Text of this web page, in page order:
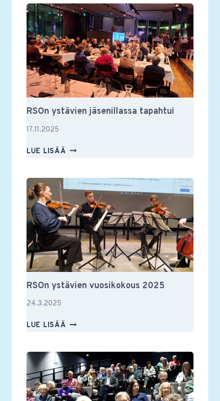
MUSIIKISTA
MUUSTAKIN
RSOn ystävien jäsenillassa tapahtui
17.11.2025
LUE LISÄÄ RSON
TAPAHTUI
RSOn ystävien vuosikokous 2025
24.3.2025
LUE LISÄÄ RSON
2025